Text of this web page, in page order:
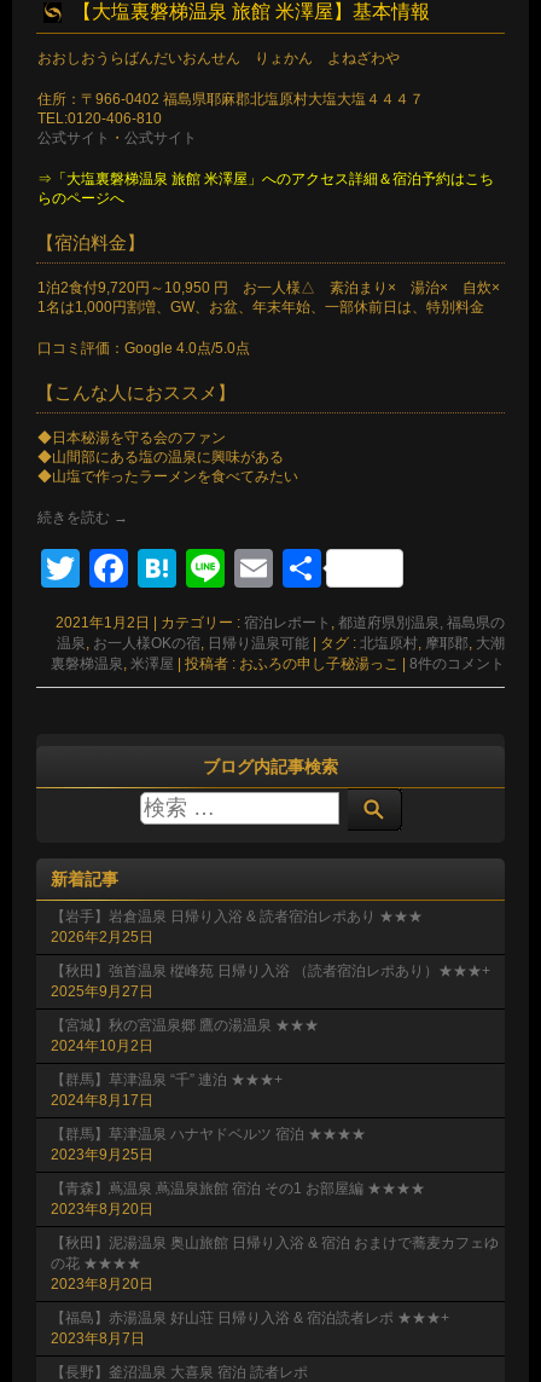
【大塩裏磐梯温泉 旅館 米澤屋】基本情報
おおしおうらばんだいおんせん りょかん よねざわや
住所：〒966-0402 福島県耶麻郡北塩原村大塩大塩４４４７
TEL:0120-406-810
公式サイト ・公式サイト
⇒「大塩裏磐梯温泉 旅館 米澤屋」へのアクセス詳細＆宿泊予約はこち
らのページへ
【宿泊料金】
1泊2食付9,720円～10,950 円 お一人様△ 素泊まり× 湯治× 自炊×
1名は1,000円割増、GW、お盆、年末年始、一部休前日は、特別料金
口コミ評価：Google 4.0点/5.0点
【こんな人におススメ】
◆日本秘湯を守る会のファン
◆山間部にある塩の温泉に興味がある
◆山塩で作ったラーメンを食べてみたい
続きを読む →
TwitterFacebook
Hatena
LineEmail
共
有
2021年1月2日 カテゴリー : 宿泊レポート , 都道府県別温泉, 福島県の
温泉, お一人様OKの宿, 日帰り温泉可能 タグ : 北塩原村, 摩耶郡, 大潮
裏磐梯温泉, 米澤屋 投稿者 : おふろの申し子秘湯っこ 8件のコメント
ブログ内記事検索
新着記事
【岩手】岩倉温泉 日帰り入浴 & 読者宿泊レポあり ★★★
2026年2月25日
【秋田】強首温泉 樅峰苑 日帰り入浴 （読者宿泊レポあり）★★★+
2025年9月27日
【宮城】秋の宮温泉郷 鷹の湯温泉 ★★★
2024年10月2日
【群馬】草津温泉 “千” 連泊 ★★★+
2024年8月17日
【群馬】草津温泉 ハナヤドベルツ 宿泊 ★★★★
2023年9月25日
【青森】蔦温泉 蔦温泉旅館 宿泊 その1 お部屋編 ★★★★
2023年8月20日
【秋田】泥湯温泉 奥山旅館 日帰り入浴 & 宿泊 おまけで蕎麦カフェゆ
の花 ★★★★
2023年8月20日
【福島】赤湯温泉 好山荘 日帰り入浴 & 宿泊読者レポ ★★★+
2023年8月7日
【長野】釜沼温泉 大喜泉 宿泊 読者レポ